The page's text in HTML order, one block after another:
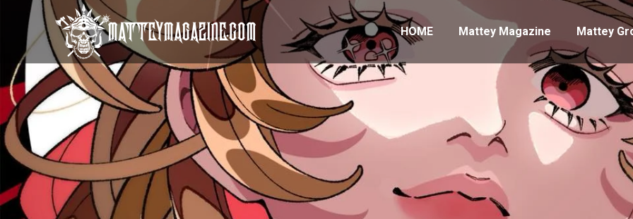
HOME Mattey Magazine Mattey